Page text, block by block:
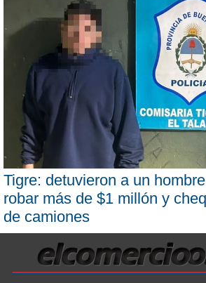
Tigre: detuvieron a un
robar más de $1 millón y
de camiones